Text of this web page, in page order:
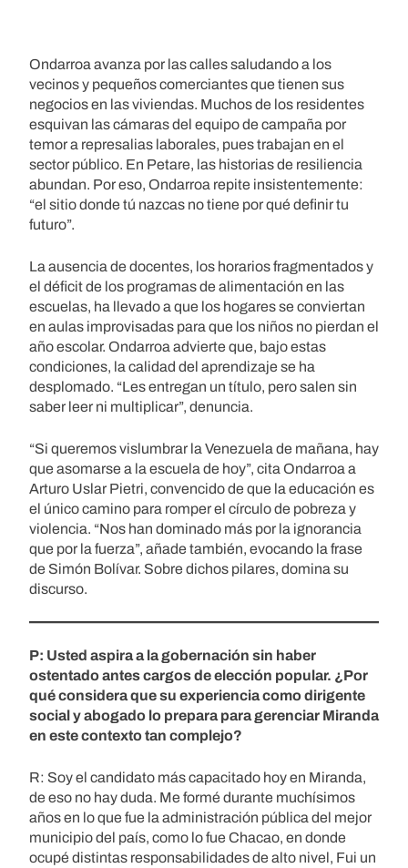
Ondarroa avanza por las calles saludando a los
vecinos y pequeños comerciantes que tienen sus
negocios en las viviendas. Muchos de los residentes
esquivan las cámaras del equipo de campaña por
temor a represalias laborales, pues trabajan en el
sector público. En Petare, las historias de resiliencia
abundan. Por eso, Ondarroa repite insistentemente:
“el sitio donde tú nazcas no tiene por qué definir tu
futuro”.
La ausencia de docentes, los horarios fragmentados y
el déficit de los programas de alimentación en las
escuelas, ha llevado a que los hogares se conviertan
en aulas improvisadas para que los niños no pierdan el
año escolar. Ondarroa advierte que, bajo estas
condiciones, la calidad del aprendizaje se ha
desplomado. “Les entregan un título, pero salen sin
saber leer ni multiplicar”, denuncia.
“Si queremos vislumbrar la Venezuela de mañana, hay
que asomarse a la escuela de hoy”, cita Ondarroa a
Arturo Uslar Pietri, convencido de que la educación es
el único camino para romper el círculo de pobreza y
violencia. “Nos han dominado más por la ignorancia
que por la fuerza”, añade también, evocando la frase
de Simón Bolívar. Sobre dichos pilares, domina su
discurso.
P: Usted aspira a la gobernación sin haber
ostentado antes cargos de elección popular. ¿Por
qué considera que su experiencia como dirigente
social y abogado lo prepara para gerenciar Miranda
en este contexto tan complejo?
R: Soy el candidato más capacitado hoy en Miranda,
de eso no hay duda. Me formé durante muchísimos
años en lo que fue la administración pública del mejor
municipio del país, como lo fue Chacao, en donde
ocupé distintas responsabilidades de alto nivel, Fui un